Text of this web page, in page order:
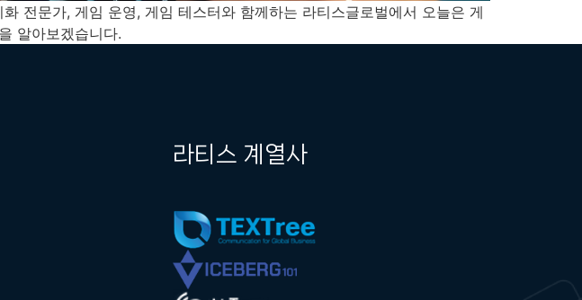
전문가, 게임 운영, 게임 테스터와 함께하는 라티스글로벌에서 오늘은 게
알아보겠습니다.
라티스 계열사